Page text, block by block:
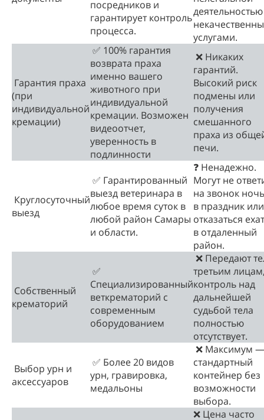
посредников и
гарантирует контроль
процесса.
услугами.
Гарантия праха
(при
индивидуальной
кремации)
✅ 100% гарантия
возврата праха
именно вашего
животного при
индивидуальной
кремации. Возможен
видеоотчет,
уверенность в
подлинности
❌ Никаких
гарантий.
Высокий риск
подмены или
получения
смешанного
праха из
печи.
Круглосуточный
выезд
✅ Гарантированный
выезд ветеринара в
любое время суток в
любой район Самары
и области.
❓ Ненадежно.
Могут не
на звонок
в праздник или
отказаться
в отдаленный
район.
Собственный
крематорий
✅
Специализированный
веткрематорий с
современным
оборудованием
❌ Передают
третьим
контроль над
дальнейшей
судьбой тела
полностью
отсутствует.
Выбор урн и
аксессуаров
✅ Более 20 видов
урн, гравировка,
медальоны
❌ Максимум —
стандартный
контейнер без
возможности
выбора.
❌ Цена часто